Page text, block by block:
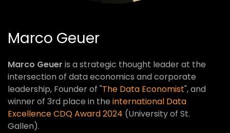
Marco Geuer
Marco Geuer is a strategic thought leader at the
intersection of data economics and corporate
leadership, Founder of "The Data Economist", and
winner of 3rd place in the international Data
Excellence CDQ Award 2024 (University of St.
Gallen).